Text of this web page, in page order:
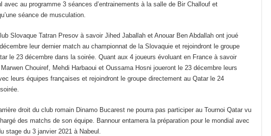
avec au programme 3 séances d’entrainements à la salle de Bir Challouf et
séance de musculation.
Slovaque Tatran Presov à savoir Jihed Jaballah et Anouar Ben Abdallah ont joué
leur dernier match au championnat de la Slovaquie et rejoindront le groupe
le 23 décembre dans la soirée. Quant aux 4 joueurs évoluant en France à savoir
Chouiref, Mehdi Harbaoui et Oussama Hosni joueront le 23 décembre leurs
leurs équipes françaises et rejoindront le groupe directement au Qatar le 24
droit du club romain Dinamo Bucarest ne pourra pas participer au Tournoi Qatar vu
des matchs de son équipe. Bannour entamera la préparation pour le mondial avec
stage du 3 janvier 2021 à Nabeul.